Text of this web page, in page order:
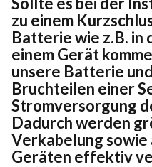
zu einem
Batterie wie z.B. in
einem Gerät
unsere Batterie
Bruchteilen einer
Stromversorgung
Dadurch werden
Verkabelung
Geräten effektiv